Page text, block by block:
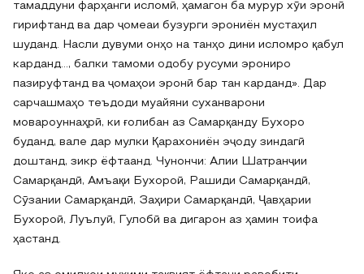
тамаддуни фарҳанги исломӣ, ҳамагон ба мурур хӯи эронӣ
гирифтанд ва дар ҷомеаи бузурги эрониён мустаҳил
шуданд. Насли дувуми онҳо на танҳо дини исломро қабул
карданд…, балки тамоми одобу русуми эрониро
пазируфтанд ва ҷомаҳои эронӣ бар тан карданд». Дар
сарчашмаҳо теъдоди муайяни суханварони
мовароуннаҳрӣ, ки ғолибан аз Самарқанду Бухоро
буданд, вале дар мулки Қарахониён эҷоду зиндагӣ
доштанд, зикр ёфтаанд. Чунончи: Алии Шатранҷии
Самарқандӣ, Амъақи Бухороӣ, Рашиди Самарқандӣ,
Сӯзании Самарқандӣ, Заҳири Самарқандӣ, Ҷавҳарии
Бухороӣ, Луълуӣ, Гулобӣ ва дигарон аз ҳамин тоифа
ҳастанд.